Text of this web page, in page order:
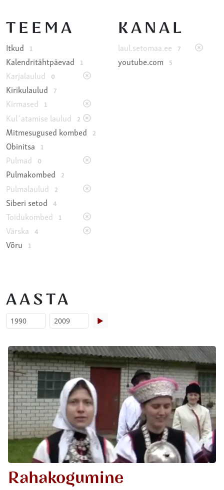
TEEMA
Itkud 1
Kalendritähtpäevad 1
Karjalaulud 0
Kirikulaulud 7
Kirmased 1
Kul´atamise laulud 2
Mitmesugused kombed 2
Obinitsa 1
Pulmad 0
Pulmakombed 2
Pulmalaulud 2
Siberi setod 4
Toidukombed 1
Värska 4
Võru 1
KANAL
laul.setomaa.ee 7
youtube.com 5
AASTA
▶
Rahakogumine